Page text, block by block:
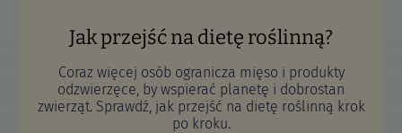
Jak przejść na dietę roślinną?
Coraz więcej osób ogranicza mięso i produkty
odzwierzęce, by wspierać planetę i dobrostan
zwierząt. Sprawdź, jak przejść na dietę roślinną krok
po kroku.